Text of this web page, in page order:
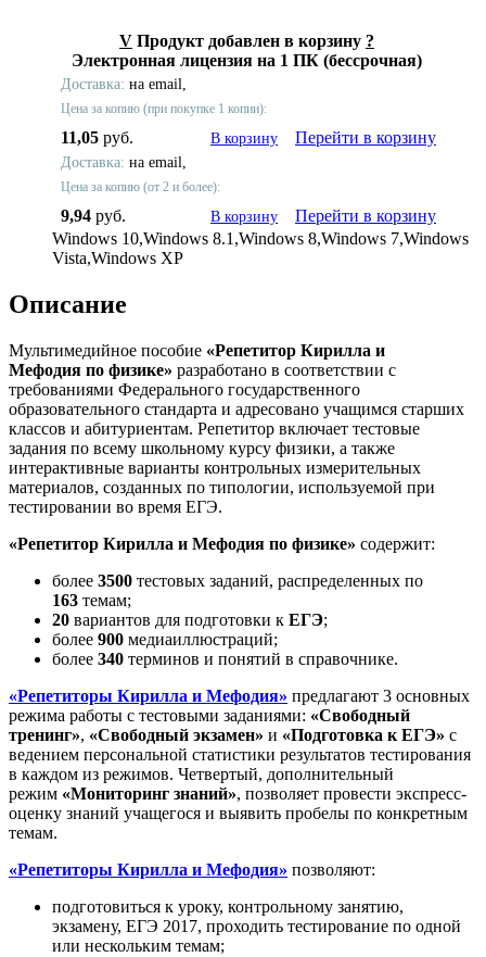
V Продукт добавлен в корзину ?
Электронная лицензия на 1 ПК (бессрочная)
Доставка: на email,
Цена за копию (при покупке 1 копии):
11,05 руб. В корзину Перейти в корзину
Доставка: на email,
Цена за копию (от 2 и более):
9,94 руб. В корзину
Перейти в корзину
Windows 10,Windows 8.1,Windows 8,Windows 7,Windows
Vista,Windows XP
Описание
Мультимедийное пособие «Репетитор Кирилла и
Мефодия по физике» разработано в соответствии с
требованиями Федерального государственного
образовательного стандарта и адресовано учащимся старших
классов и абитуриентам. Репетитор включает тестовые
задания по всему школьному курсу физики, а также
интерактивные варианты контрольных измерительных
материалов, созданных по типологии, используемой при
тестировании во время ЕГЭ.
«Репетитор Кирилла и Мефодия по физике» содержит:
более 3500 тестовых заданий, распределенных по
163 темам;
20 вариантов для подготовки к ЕГЭ;
более 900 медиаиллюстраций;
более 340 терминов и понятий в справочнике.
«Репетиторы Кирилла и Мефодия» предлагают 3 основных
режима работы с тестовыми заданиями: «Свободный
тренинг», «Свободный экзамен» и «Подготовка к ЕГЭ» с
ведением персональной статистики результатов тестирования
в каждом из режимов. Четвертый, дополнительный
режим «Мониторинг знаний», позволяет провести экспресс-
оценку знаний учащегося и выявить пробелы по конкретным
темам.
«Репетиторы Кирилла и Мефодия» позволяют:
подготовиться к уроку, контрольному занятию,
экзамену, ЕГЭ 2017, проходить тестирование по одной
или нескольким темам;